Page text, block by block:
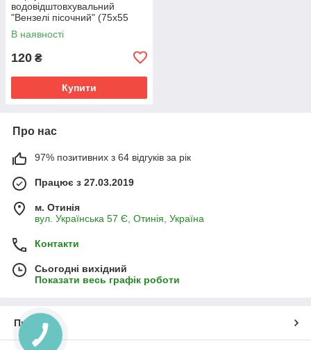
водовідштовхувальний
"Вензелі пісочний" (75х55
см.)
В наявності
120 ₴
Купити
Про нас
97% позитивних з 64 відгуків за рік
Працює з 27.03.2019
м. Отинія
вул. Українська 57 Є, Отинія, Україна
Контакти
Сьогодні вихідний
Показати весь графік роботи
Про нас